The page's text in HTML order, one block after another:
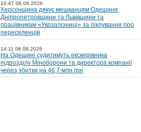
16:47 06.08.2026
Херсонщина дякує мешканцям Одещини,
Дніпропетровщини та Львівщини та
працівникам «Укрзалізниці» за піклування про
переселенців
14:11 06.08.2026
На Одещині судитимуть екскерівника
підрозділу Міноборони та директора компанії
через збитки на 46,7 млн грн